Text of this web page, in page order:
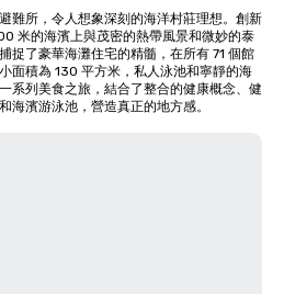
難所，令人想象深刻的海洋村莊理想。創新
米的海濱上與茂密的熱帶風景和微妙的泰
捉了豪華海灘住宅的精髓，在所有 71 個館
面積為 130 平方米，私人泳池和寧靜的海
系列美食之旅，結合了整合的健康概念、健
海濱游泳池，營造真正的地方感。